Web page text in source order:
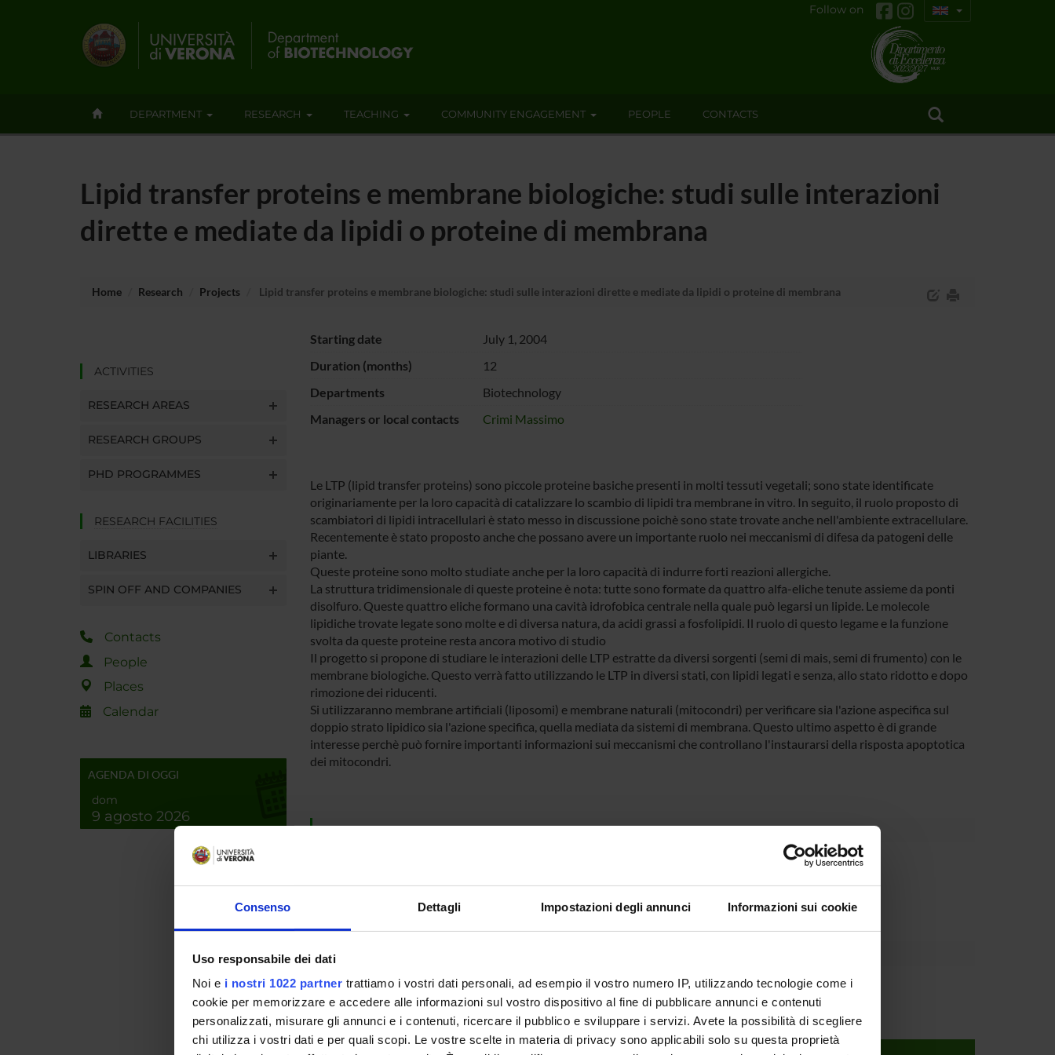
Consenso Dettagli Impostazioni degli annunci Informazioni sui cookie
Uso responsabile dei dati
Noi e i nostri 1022 partner trattiamo i vostri dati personali, ad esempio il vostro numero IP, utilizzando tecnologie come i
cookie per memorizzare e accedere alle informazioni sul vostro dispositivo al fine di pubblicare annunci e contenuti
personalizzati, misurare gli annunci e i contenuti, ricercare il pubblico e sviluppare i servizi. Avete la possibilità di scegliere
chi utilizza i vostri dati e per quali scopi. Le vostre scelte in materia di privacy sono applicabili solo su questa proprietà
Follow on
DEPARTMENT RESEARCH TEACHING COMMUNITY ENGAGEMENT PEOPLE CONTACTS
Lipid transfer proteins e membrane biologiche: studi sulle interazioni
dirette e mediate da lipidi o proteine di membrana
Home Research Projects Lipid transfer proteins e membrane biologiche: studi sulle interazioni dirette e mediate da lipidi o proteine di membrana
ACTIVITIES
RESEARCH AREAS
RESEARCH GROUPS
PHD PROGRAMMES
RESEARCH FACILITIES
LIBRARIES
SPIN OFF AND COMPANIES
Contacts
People
Places
Calendar
AGENDA DI OGGI
dom
9 agosto 2026
Starting date
July 1, 2004
Duration (months)
12
Departments
Biotechnology
Managers or local contacts
Crimi Massimo
Le LTP (lipid transfer proteins) sono piccole proteine basiche presenti in molti tessuti vegetali; sono state identificate
originariamente per la loro capacità di catalizzare lo scambio di lipidi tra membrane in vitro. In seguito, il ruolo proposto di
scambiatori di lipidi intracellulari è stato messo in discussione poichè sono state trovate anche nell'ambiente extracellulare.
Recentemente è stato proposto anche che possano avere un importante ruolo nei meccanismi di difesa da patogeni delle
piante.
Queste proteine sono molto studiate anche per la loro capacità di indurre forti reazioni allergiche.
La struttura tridimensionale di queste proteine è nota: tutte sono formate da quattro alfa-eliche tenute assieme da ponti
disolfuro. Queste quattro eliche formano una cavità idrofobica centrale nella quale può legarsi un lipide. Le molecole
lipidiche trovate legate sono molte e di diversa natura, da acidi grassi a fosfolipidi. Il ruolo di questo legame e la funzione
svolta da queste proteine resta ancora motivo di studio
Il progetto si propone di studiare le interazioni delle LTP estratte da diversi sorgenti (semi di mais, semi di frumento) con le
membrane biologiche. Questo verrà fatto utilizzando le LTP in diversi stati, con lipidi legati e senza, allo stato ridotto e dopo
rimozione dei riducenti.
Si utilizzaranno membrane artificiali (liposomi) e membrane naturali (mitocondri) per verificare sia l'azione aspecifica sul
doppio strato lipidico sia l'azione specifica, quella mediata da sistemi di membrana. Questo ultimo aspetto è di grande
interesse perchè può fornire importanti informazioni sui meccanismi che controllano l'instaurarsi della risposta apoptotica
dei mitocondri.
SPONSORS:
PROJECT PARTICIPANTS
Massimo Crimi Associate Professor